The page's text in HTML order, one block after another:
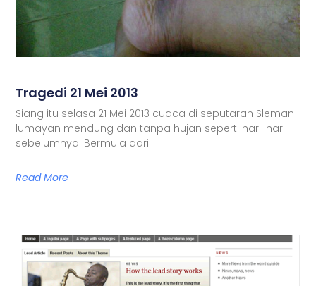
Tragedi 21 Mei 2013
Siang itu selasa 21 Mei 2013 cuaca di seputaran Sleman
lumayan mendung dan tanpa hujan seperti hari-hari
sebelumnya. Bermula dari
Read More